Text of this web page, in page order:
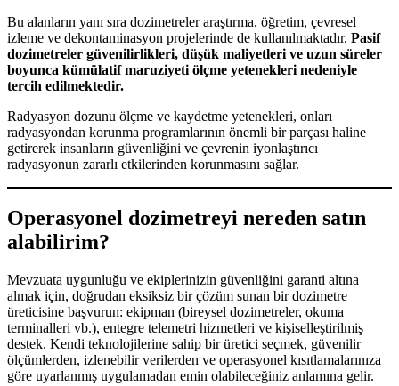
Bu alanların yanı sıra dozimetreler araştırma, öğretim, çevresel
izleme ve dekontaminasyon projelerinde de kullanılmaktadır. Pasif
dozimetreler güvenilirlikleri, düşük maliyetleri ve uzun süreler
boyunca kümülatif maruziyeti ölçme yetenekleri nedeniyle
tercih edilmektedir.
Radyasyon dozunu ölçme ve kaydetme yetenekleri, onları
radyasyondan korunma programlarının önemli bir parçası haline
getirerek insanların güvenliğini ve çevrenin iyonlaştırıcı
radyasyonun zararlı etkilerinden korunmasını sağlar.
Operasyonel dozimetreyi nereden satın
alabilirim?
Mevzuata uygunluğu ve ekiplerinizin güvenliğini garanti altına
almak için, doğrudan eksiksiz bir çözüm sunan bir dozimetre
üreticisine başvurun: ekipman (bireysel dozimetreler, okuma
terminalleri vb.), entegre telemetri hizmetleri ve kişiselleştirilmiş
destek. Kendi teknolojilerine sahip bir üretici seçmek, güvenilir
ölçümlerden, izlenebilir verilerden ve operasyonel kısıtlamalarınıza
göre uyarlanmış uygulamadan emin olabileceğiniz anlamına gelir.